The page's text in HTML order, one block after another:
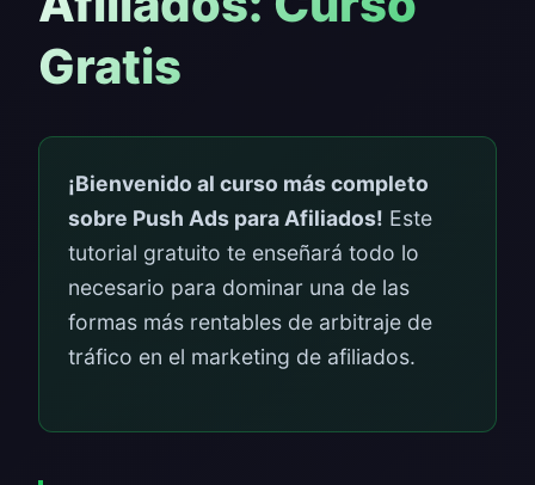
Gratis
¡Bienvenido al curso más completo
sobre Push Ads para Afiliados! Este
tutorial gratuito te enseñará todo lo
necesario para dominar una de las
formas más rentables de arbitraje de
tráfico en el marketing de afiliados.